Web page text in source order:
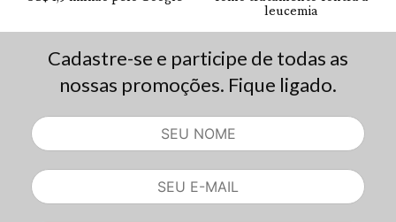
Cadastre-se e participe de todas as
nossas promoções. Fique ligado.